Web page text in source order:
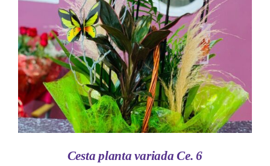
AÑADIR AL CARRITO
/
DETALLES
Cesta planta variada Ce. 6